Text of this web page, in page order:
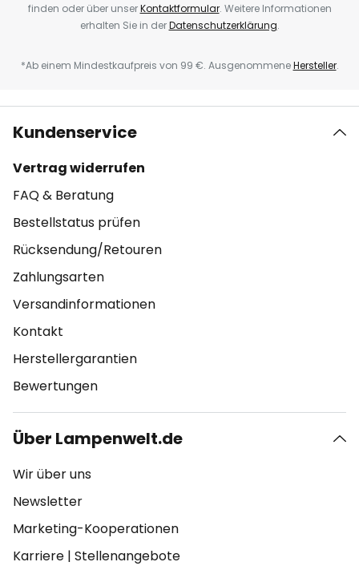
finden oder über unserKontaktformular. Weitere Informationen
erhalten Sie in derDatenschutzerklärung.
*Ab einem Mindestkaufpreis von 99 €. AusgenommeneHersteller.
Kundenservice
Vertrag widerrufen
FAQ & Beratung
Bestellstatus prüfen
Rücksendung/Retouren
Zahlungsarten
Versandinformationen
Kontakt
Herstellergarantien
Bewertungen
Über Lampenwelt.de
Wir über uns
Newsletter
Marketing-Kooperationen
Karriere | Stellenangebote